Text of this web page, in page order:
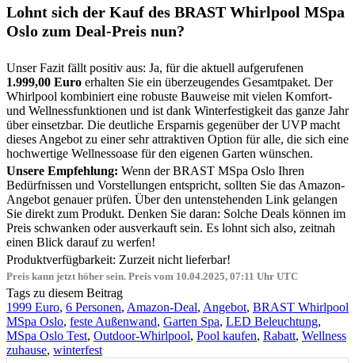
Lohnt sich der Kauf des BRAST Whirlpool MSpa
Oslo zum Deal-Preis nun?
Unser Fazit fällt positiv aus: Ja, für die aktuell aufgerufenen
1.999,00 Euro erhalten Sie ein überzeugendes Gesamtpaket. Der
Whirlpool kombiniert eine robuste Bauweise mit vielen Komfort-
und Wellnessfunktionen und ist dank Winterfestigkeit das ganze Jahr
über einsetzbar. Die deutliche Ersparnis gegenüber der UVP macht
dieses Angebot zu einer sehr attraktiven Option für alle, die sich eine
hochwertige Wellnessoase für den eigenen Garten wünschen.
Unsere Empfehlung: Wenn der BRAST MSpa Oslo Ihren
Bedürfnissen und Vorstellungen entspricht, sollten Sie das Amazon-
Angebot genauer prüfen. Über den untenstehenden Link gelangen
Sie direkt zum Produkt. Denken Sie daran: Solche Deals können im
Preis schwanken oder ausverkauft sein. Es lohnt sich also, zeitnah
einen Blick darauf zu werfen!
Produktverfügbarkeit: Zurzeit nicht lieferbar!
Preis kann jetzt höher sein. Preis vom 10.04.2025, 07:11 Uhr UTC
Tags zu diesem Beitrag
1999 Euro, 6 Personen, Amazon-Deal, Angebot, BRAST Whirlpool
MSpa Oslo, feste Außenwand, Garten Spa, LED Beleuchtung,
MSpa Oslo Test, Outdoor-Whirlpool, Pool kaufen, Rabatt, Wellness
zuhause, winterfest